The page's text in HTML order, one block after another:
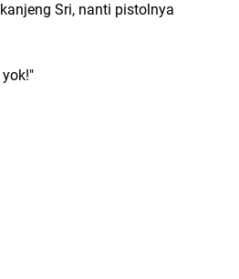
Sri, nanti pistolnya